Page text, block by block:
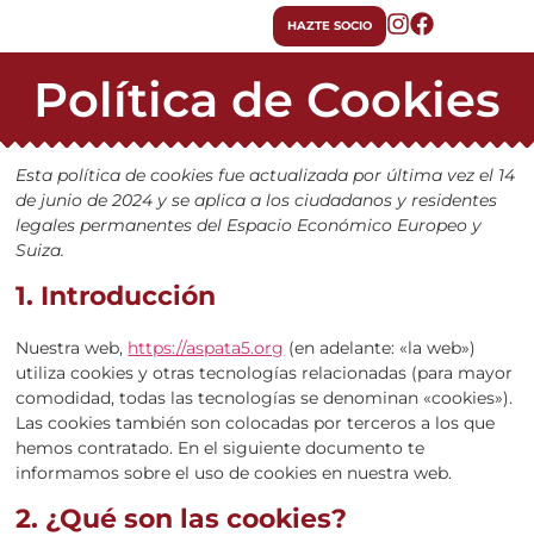
HAZTE SOCIO
Política de Cookies
Esta política de cookies fue actualizada por última vez el 14
de junio de 2024 y se aplica a los ciudadanos y residentes
legales permanentes del Espacio Económico Europeo y
Suiza.
1. Introducción
Nuestra web, https://aspata5.org (en adelante: «la web»)
utiliza cookies y otras tecnologías relacionadas (para mayor
comodidad, todas las tecnologías se denominan «cookies»).
Las cookies también son colocadas por terceros a los que
hemos contratado. En el siguiente documento te
informamos sobre el uso de cookies en nuestra web.
2. ¿Qué son las cookies?